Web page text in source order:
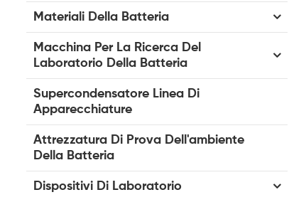
Materiali Della Batteria
Macchina Per La Ricerca Del
Laboratorio Della Batteria
Supercondensatore Linea Di
Apparecchiature
Attrezzatura Di Prova Dell'ambiente
Della Batteria
Dispositivi Di Laboratorio